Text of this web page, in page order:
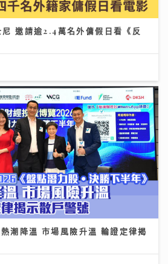
邀請逾2.4萬名外傭假日看《反
潮降溫 市場風險升溫 輪證定律揭